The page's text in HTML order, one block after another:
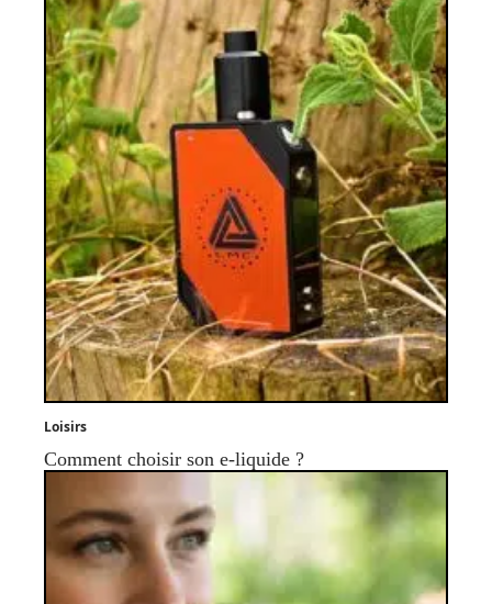
Loisirs
Comment choisir son e-liquide ?